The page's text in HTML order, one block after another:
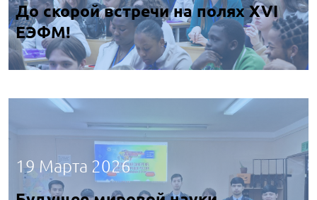
До скорой встречи на полях XVI
ЕЭФМ!
19 Марта 2026